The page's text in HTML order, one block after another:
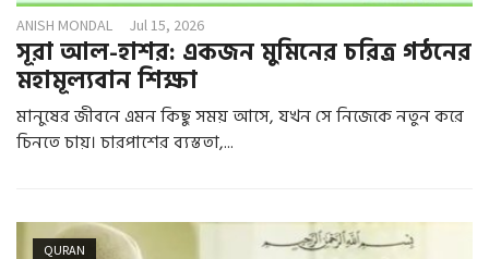
ANISH MONDAL Jul 15, 2026
সূরা আল-হাশর: একজন মুমিনের চরিত্র গঠনের
মহামূল্যবান শিক্ষা
মানুষের জীবনে এমন কিছু সময় আসে, যখন সে নিজেকে নতুন করে
চিনতে চায়। চারপাশের ব্যস্ততা,...
QURAN